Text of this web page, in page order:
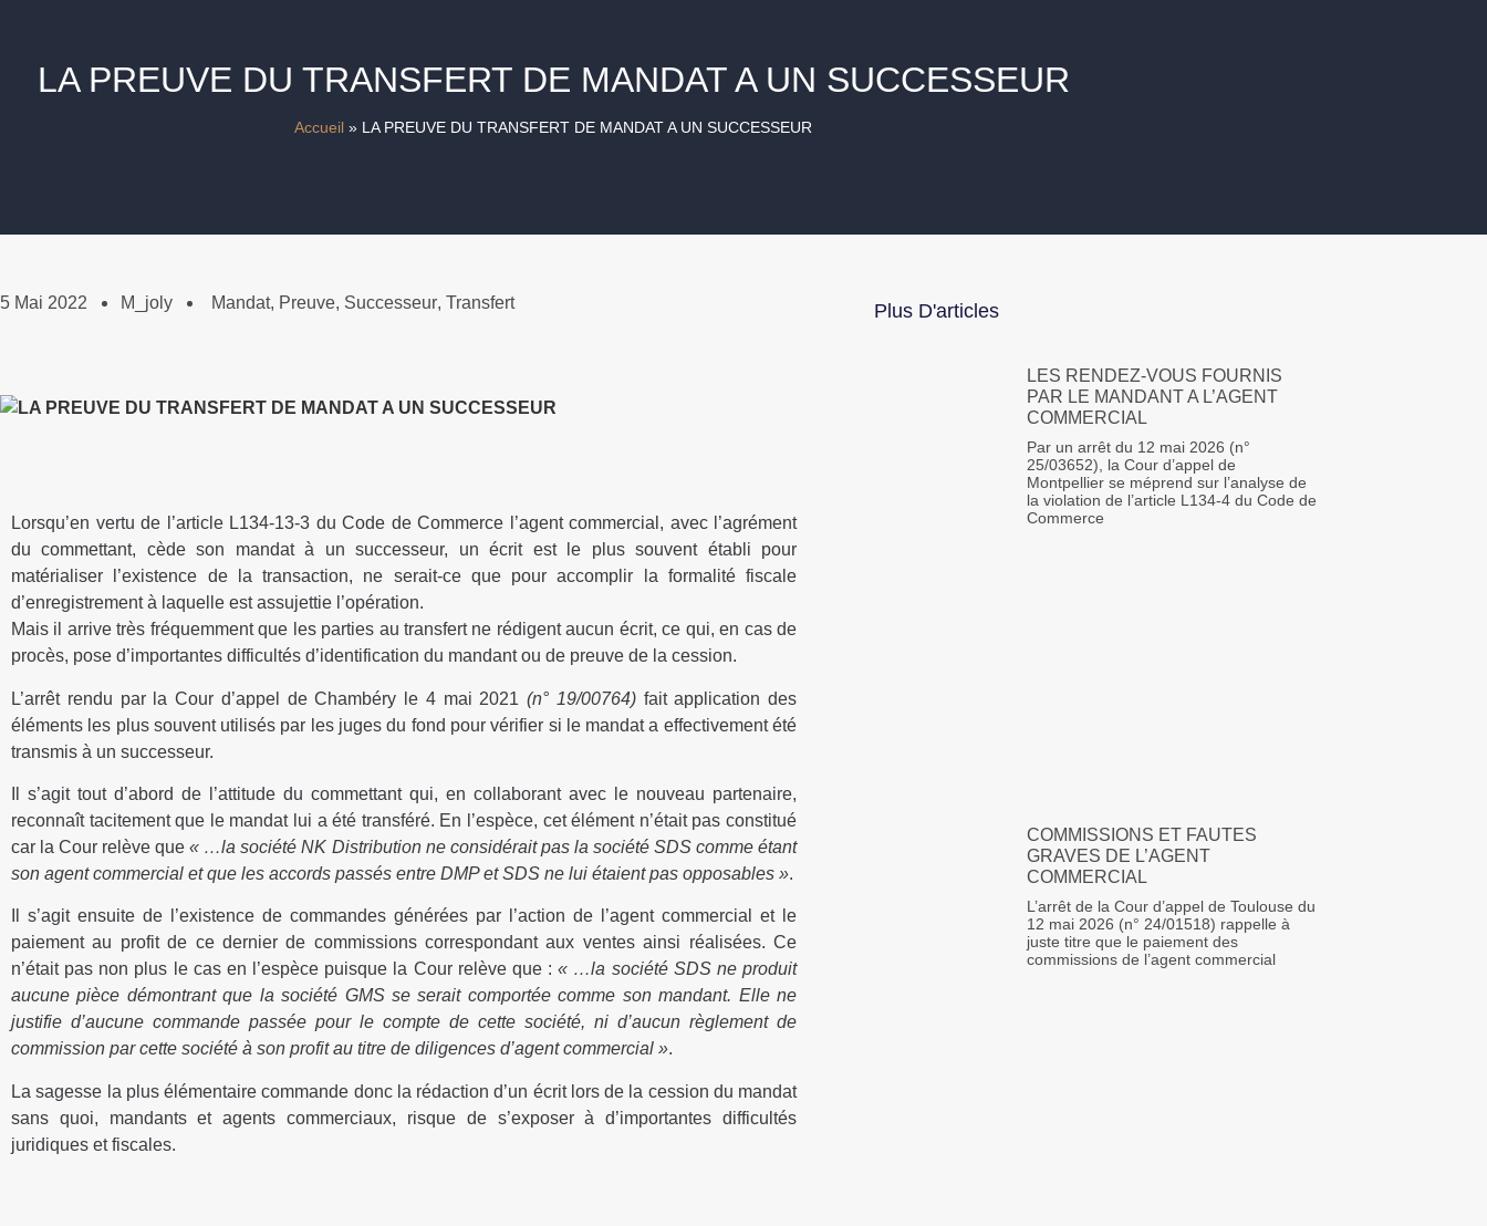
LA PREUVE DU TRANSFERT DE MANDAT A UN SUCCESSEUR
Accueil » LA PREUVE DU TRANSFERT DE MANDAT A UN SUCCESSEUR
5 Mai 2022 M_joly Mandat, Preuve, Successeur, Transfert
Lorsqu’en vertu de l’article L134-13-3 du Code de Commerce l’agent commercial, avec l’agrément
du commettant, cède son mandat à un successeur, un écrit est le plus souvent établi pour
matérialiser l’existence de la transaction, ne serait-ce que pour accomplir la formalité fiscale
d’enregistrement à laquelle est assujettie l’opération.
Mais il arrive très fréquemment que les parties au transfert ne rédigent aucun écrit, ce qui, en cas de
procès, pose d’importantes difficultés d’identification du mandant ou de preuve de la cession.
L’arrêt rendu par la Cour d’appel de Chambéry le 4 mai 2021 (n° 19/00764)fait application des
éléments les plus souvent utilisés par les juges du fond pour vérifier si le mandat a effectivement été
transmis à un successeur.
Il s’agit tout d’abord de l’attitude du commettant qui, en collaborant avec le nouveau partenaire,
reconnaît tacitement que le mandat lui a été transféré. En l’espèce, cet élément n’était pas constitué
car la Cour relève que« …la société NK Distribution ne considérait pas la société SDS comme étant
son agent commercial et que les accords passés entre DMP et SDS ne lui étaient pas opposables ».
Il s’agit ensuite de l’existence de commandes générées par l’action de l’agent commercial et le
paiement au profit de ce dernier de commissions correspondant aux ventes ainsi réalisées. Ce
n’était pas non plus le cas en l’espèce puisque la Cour relève que :« …la société SDS ne produit
aucune pièce démontrant que la société GMS se serait comportée comme son mandant. Elle ne
justifie d’aucune commande passée pour le compte de cette société, ni d’aucun règlement de
commission par cette société à son profit au titre de diligences d’agent commercial ».
La sagesse la plus élémentaire commande donc la rédaction d’un écrit lors de la cession du mandat
sans quoi, mandants et agents commerciaux, risque de s’exposer à d’importantes difficultés
juridiques et fiscales.
Plus D'articles
LES RENDEZ-VOUS FOURNIS
PAR LE MANDANT A L’AGENT
COMMERCIAL
Par un arrêt du 12 mai 2026 (n°
25/03652), la Cour d’appel de
Montpellier se méprend sur l’analyse de
la violation de l’article L134-4 du Code de
Commerce
COMMISSIONS ET FAUTES
GRAVES DE L’AGENT
COMMERCIAL
L’arrêt de la Cour d’appel de Toulouse du
12 mai 2026 (n° 24/01518) rappelle à
juste titre que le paiement des
commissions de l’agent commercial